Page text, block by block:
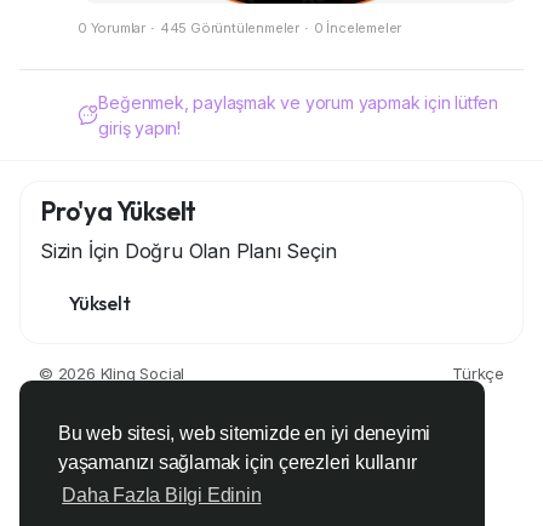
Bu web sitesi, web sitemizde en iyi deneyimi
yaşamanızı sağlamak için çerezleri kullanır
Daha Fazla Bilgi Edinin
0 Yorumlar · 445 Görüntülenmeler · 0 İncelemeler
Beğenmek, paylaşmak ve yorum yapmak için lütfen
giriş yapın!
Pro'ya Yükselt
Sizin İçin Doğru Olan Planı Seçin
Yükselt
© 2026 Kling Social
Türkçe